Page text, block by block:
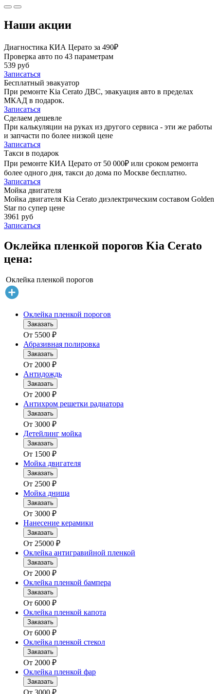
Наши акции
Диагностика КИА Церато за 490₽
Проверка авто по 43 параметрам
539 руб
Записаться
Бесплатный эвакуатор
При ремонте Kia Cerato ДВС, эвакуация авто в пределах
МКАД в подарок.
Записаться
Сделаем дешевле
При калькуляции на руках из другого сервиса - эти же работы
и запчасти по более низкой цене
Записаться
Такси в подарок
При ремонте КИА Церато от 50 000₽ или сроком ремонта
более одного дня, такси до дома по Москве бесплатно.
Записаться
Мойка двигателя
Мойка двигателя Kia Cerato диэлектрическим составом Golden
Star по супер цене
3961 руб
Записаться
Оклейка пленкой порогов Kia Cerato
цена:
Оклейка пленкой порогов
Оклейка пленкой порогов
Заказать
От 5500 ₽
Абразивная полировка
Заказать
От 2000 ₽
Антидождь
Заказать
От 2000 ₽
Антихром решетки радиатора
Заказать
От 3000 ₽
Детейлинг мойка
Заказать
От 1500 ₽
Мойка двигателя
Заказать
От 2500 ₽
Мойка днища
Заказать
От 3000 ₽
Нанесение керамики
Заказать
От 25000 ₽
Оклейка антигравийной пленкой
Заказать
От 2000 ₽
Оклейка пленкой бампера
Заказать
От 6000 ₽
Оклейка пленкой капота
Заказать
От 6000 ₽
Оклейка пленкой стекол
Заказать
От 2000 ₽
Оклейка пленкой фар
Заказать